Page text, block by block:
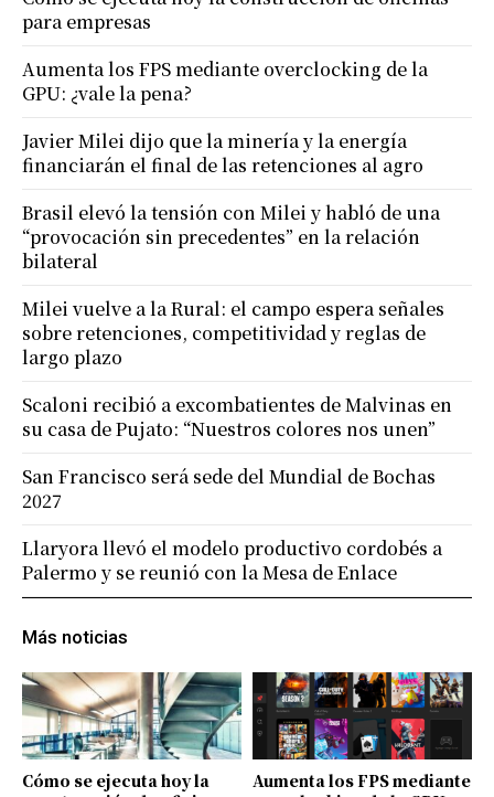
Más noticias
Cómo se ejecuta hoy la
Aumenta los FPS mediante
para empresas
Aumenta los FPS mediante overclocking de la
GPU: ¿vale la pena?
Javier Milei dijo que la minería y la energía
financiarán el final de las retenciones al agro
Brasil elevó la tensión con Milei y habló de una
“provocación sin precedentes” en la relación
bilateral
Milei vuelve a la Rural: el campo espera señales
sobre retenciones, competitividad y reglas de
largo plazo
Scaloni recibió a excombatientes de Malvinas en
su casa de Pujato: “Nuestros colores nos unen”
San Francisco será sede del Mundial de Bochas
2027
Llaryora llevó el modelo productivo cordobés a
Palermo y se reunió con la Mesa de Enlace